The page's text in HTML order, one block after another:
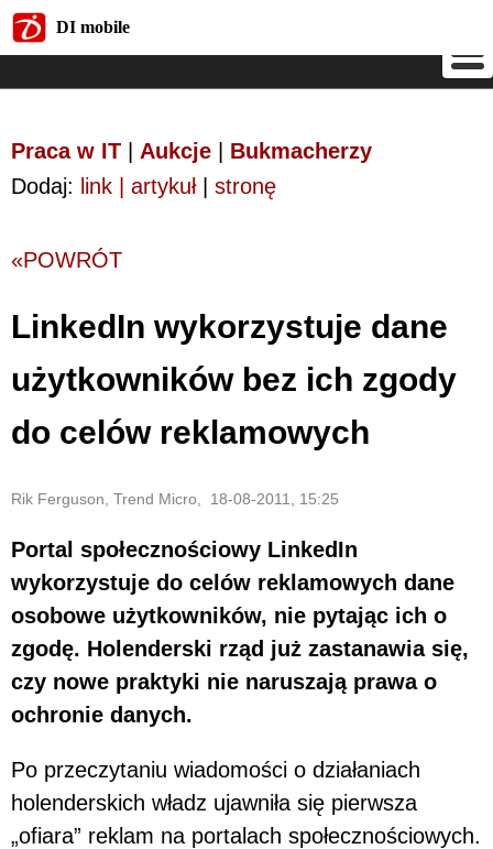
DI mobile
Praca w IT Aukcje
Bukmacherzy
Dodaj: link | artykuł| stronę
«POWRÓT
LinkedIn wykorzystuje dane
użytkowników bez ich zgody
do celów reklamowych
Rik Ferguson, Trend Micro, 18-08-2011, 15:25
Portal społecznościowy LinkedIn
wykorzystuje do celów reklamowych dane
osobowe użytkowników, nie pytając ich o
zgodę. Holenderski rząd już zastanawia się,
czy nowe praktyki nie naruszają prawa o
ochronie danych.
Po przeczytaniu wiadomości o działaniach
holenderskich władz ujawniła się pierwsza
„ofiara” reklam na portalach społecznościowych.
DI mobile